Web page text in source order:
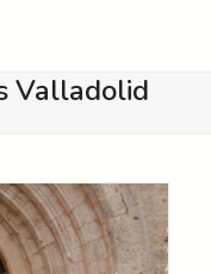
Valladolid